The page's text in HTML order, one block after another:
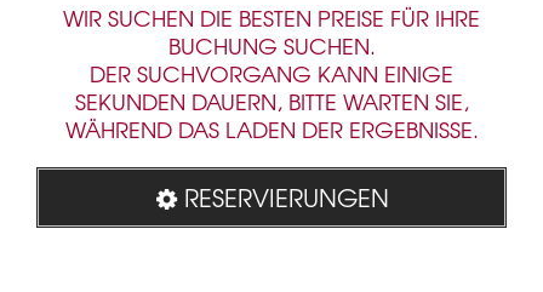
WIR SUCHEN DIE BESTEN PREISE FÜR IHRE
BUCHUNG SUCHEN.
DER SUCHVORGANG KANN EINIGE
SEKUNDEN DAUERN, BITTE WARTEN SIE,
WÄHREND DAS LADEN DER ERGEBNISSE.
RESERVIERUNGEN